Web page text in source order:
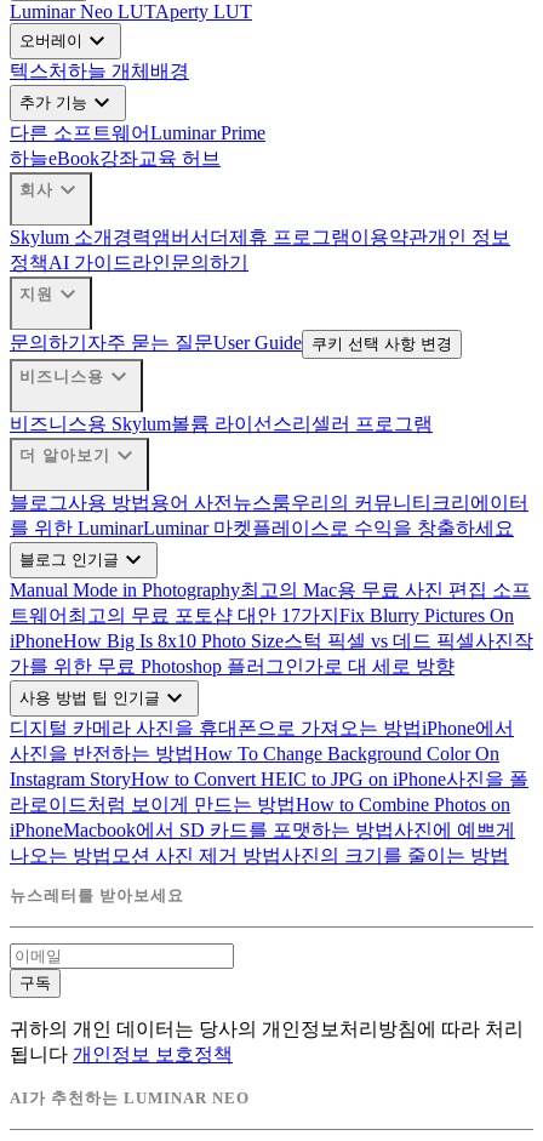
Luminar Neo LUTAperty LUT
오버레이 expand_more
텍스처하늘 개체 배경
추가 기능 expand_more
다른 소프트웨어Luminar Prime
하늘eBook강좌교육 허브
회사 expand_more
Skylum 소개 경력앰버서더제휴 프로그램이용약관개인 정보
정책AI 가이드라인문의하기
지원 expand_more
문의하기 자주 묻는 질문User Guide 쿠키 선택 사항 변경
비즈니스용 expand_more
비즈니스용 Skylum볼륨 라이선스리셀러 프로그램
더 알아보기 expand_more
블로그사용 방법용어 사전뉴스룸우리의 커뮤니티 크리에이터
를 위한 LuminarLuminar 마켓플레이스로 수익을 창출하세요
블로그 인기글 expand_more
Manual Mode in Photography최고의 Mac용 무료 사진 편집 소프
트웨어 최고의 무료 포토샵 대안 17가지 Fix Blurry Pictures On
iPhoneHow Big Is 8x10 Photo Size스턱 픽셀 vs 데드 픽셀사진작
가를 위한 무료 Photoshop 플러그인가로 대 세로 방향
사용 방법 팁 인기글 expand_more
디지털 카메라 사진을 휴대폰으로 가져오는 방법iPhone에서
사진을 반전하는 방법How To Change Background Color On
Instagram StoryHow to Convert HEIC to JPG on iPhone사진을 폴
라로이드처럼 보이게 만드는 방법How to Combine Photos on
iPhoneMacbook에서 SD 카드를 포맷하는 방법사진에 예쁘게
나오는 방법모션 사진 제거 방법사진의 크기를 줄이는 방법
뉴스레터를 받아보세요
구독
귀하의 개인 데이터는 당사의 개인정보처리방침에 따라 처리
됩니다 개인정보 보호정책
AI가 추천하는 LUMINAR NEO